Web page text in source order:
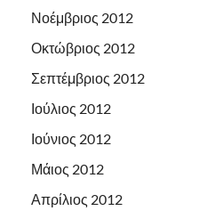
Νοέμβριος 2012
Οκτώβριος 2012
Σεπτέμβριος 2012
Ιούλιος 2012
Ιούνιος 2012
Μάιος 2012
Απρίλιος 2012